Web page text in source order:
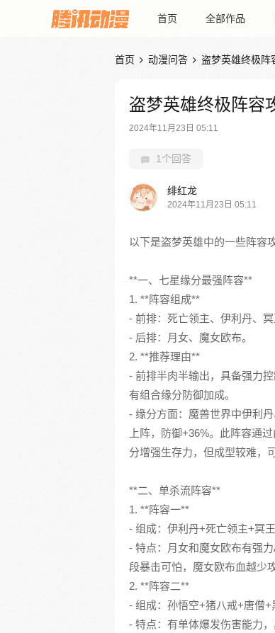
首页 全部作品
首页  动漫问答  盗梦英雄终极阵
盗梦英雄终极阵容
2024年11月23日 05:11
1个回答
绯红龙
2024年11月23日 05:11
以下是盗梦英雄中的一些阵容攻
**一、七星缘分最强阵容**
1. **阵容组成**
- 前排：死亡领主、伊利丹、冥
- 后排：月女、魔女欧布。
2. **推荐理由**
- 前排半肉半输出，具备强力
有组合缘分防御加成。
- 缘分方面：魔兽世界中伊利
上阵，防御+36%。此阵容通
分增强生存力，但成型较难，
**二、单杀流阵容**
1. **阵容一**
- 组成：伊利丹+死亡领主+冥
- 特点：月女和魔女欧布有强
段暴击可怕，魔女欧布血越少
2. **阵容二**
- 组成：孙悟空+猪八戒+唐僧+
- 特点：有单体爆发伤害能力